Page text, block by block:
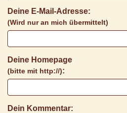
Deine E-Mail-Adresse:
(Wird nur an mich übermittelt)
Deine Homepage
(bitte mit http://):
Dein Kommentar: